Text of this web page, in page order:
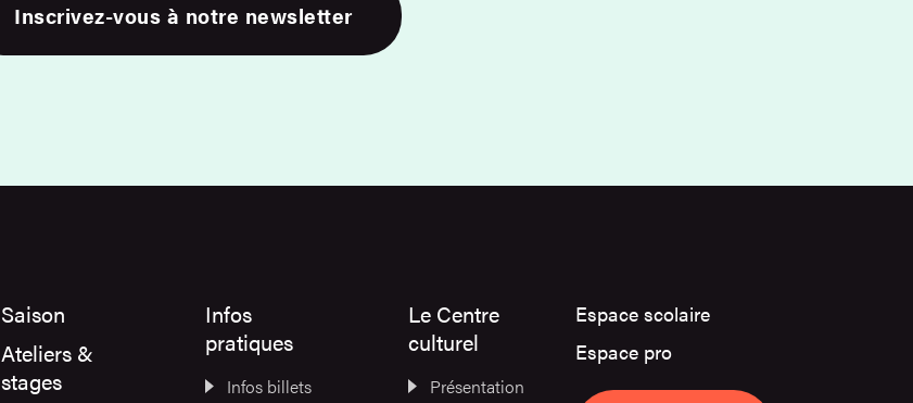
Inscrivez-vous à notre newsletter
Saison
Ateliers &
stages
Infos
pratiques
Infos billets
Le Centre
culturel
Présentation
Espace scolaire
Espace pro